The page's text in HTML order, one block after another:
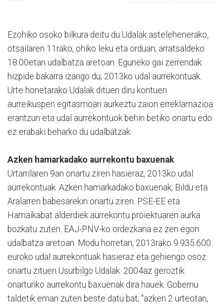
Ezohiko osoko bilkura deitu du Udalak astelehenerako,
otsailaren 11rako, ohiko leku eta orduan; arratsaldeko
18:00etan udalbatza aretoan. Eguneko gai zerrendak
hizpide bakarra izango du; 2013ko udal aurrekontuak.
Urte honetarako Udalak dituen diru kontuen
aurreikuspen egitasmoari aurkeztu zaion erreklamazioa
erantzun eta udal aurrekontuok behin betiko onartu edo
ez erabaki beharko du udalbatzak.
Azken hamarkadako aurrekontu baxuenak
Urtarrilaren 9an onartu ziren hasieraz, 2013ko udal
aurrekontuak. Azken hamarkadako baxuenak, Bildu eta
Aralarren babesarekin onartu ziren. PSE-EE eta
Hamaikabat alderdiek aurrekontu proiektuaren aurka
bozkatu zuten. EAJ-PNV-ko ordezkaria ez zen egon
udalbatza aretoan. Modu horretan, 2013rako 9.935.600
euroko udal aurrekontuak hasieraz eta gehiengo osoz
onartu zituen Usurbilgo Udalak. 2004az geroztik
onarturiko aurrekontu baxuenak dira hauek. Gobernu
taldetik eman zuten beste datu bat; "azken 2 urteotan,